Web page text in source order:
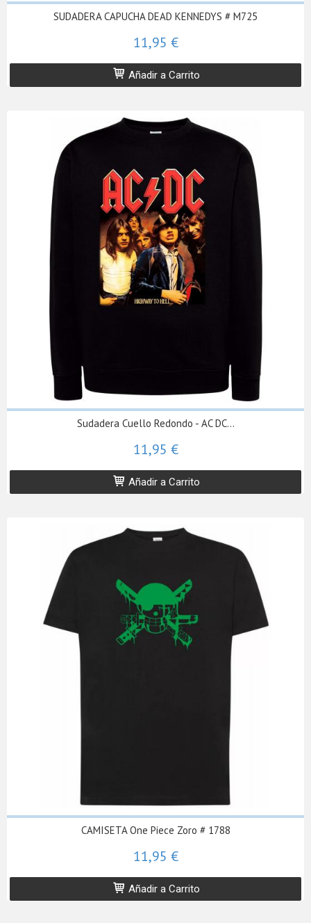
SUDADERA CAPUCHA DEAD KENNEDYS # M725
11,95 €
Añadir a Carrito
Sudadera Cuello Redondo - AC DC...
11,95 €
Añadir a Carrito
CAMISETA One Piece Zoro # 1788
11,95 €
Añadir a Carrito